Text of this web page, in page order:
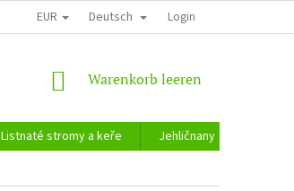
EUR Deutsch Login
WARENKORB
Warenkorb leeren
Listnaté stromy a keře Jehličnany